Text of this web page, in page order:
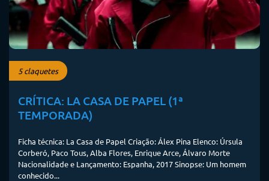
5 claquetes
CRÍTICA: LA CASA DE PAPEL (1ª
TEMPORADA)
Ficha técnica: La Casa de Papel Criação: Álex Pina Elenco: Úrsula
Corberó, Paco Tous, Alba Flores, Enrique Arce, Álvaro Morte
Nacionalidade e Lançamento: Espanha, 2017 Sinopse: Um homem
conhecido...